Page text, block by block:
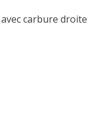
carbure droite